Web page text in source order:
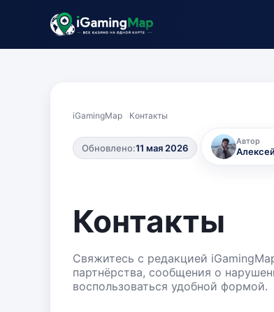
iGamingMap Контакты
Обновлено:11 мая 2026
Автор
Контакты
Свяжитесь с редакцией
партнёрства, сообщения о
воспользоваться удобной формой.